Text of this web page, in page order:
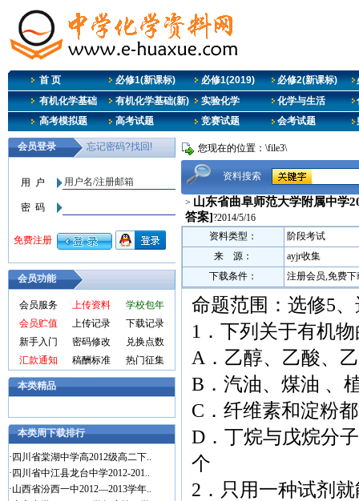
首 页 必修1(新课标) 必修1(2019) 必修2(新课标)
有机化学基础
有机化学基础(新) 实验化学 化学与生活
高考模拟题
高考试题 竞赛试题 会考试题
会员功能
会员服务 上传资料
学校包年
会员贮值
上传记录
下载记录
新手入门
密码修改
兑换点数
汇款通知
稿酬标准 热门征集
本类精品
本类周下载排行
· 四川省棠湖中学高2012级高二下..
· 四川省中江县龙台中学2012-201..
·山西省汾西一中2012—2013学年..
您现在的位置：\file3\
资料搜索
> 山东省曲阜师范大学附属中学
答案]?2014/5/16
资料类型：
阶段考试
来 源：
ayjr收集
下载条件：
注册会员,免费下
命题范围：选修5
1．下列关于有
A．乙醇、乙酸、
B．汽油、煤油 、
C．纤维素和淀粉
D．丁烷与戊烷分
个
2．只用一种试剂